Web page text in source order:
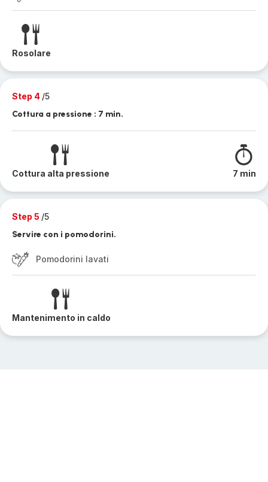
Rosolare
Step 4 /5
Cottura a pressione : 7 min.
Cottura alta pressione 7 min
Step 5 /5
Servire con i pomodorini.
Pomodorini lavati
Mantenimento in caldo